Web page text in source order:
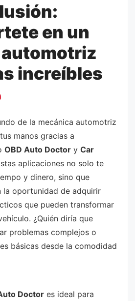
en un
increíbles
de la mecánica automotriz
manos gracias a
OBD Auto Doctor y Car
aplicaciones no solo te
y dinero, sino que
la oportunidad de adquirir
que pueden transformar
¿Quién diría que
problemas complejos o
básicas desde la comodidad
Doctor es ideal para